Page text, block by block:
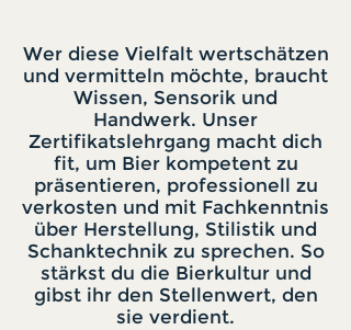
Wer diese Vielfalt wertschätzen
und vermitteln möchte, braucht
Wissen, Sensorik und
Handwerk. Unser
Zertifikatslehrgang macht dich
fit, um Bier kompetent zu
präsentieren, professionell zu
verkosten und mit Fachkenntnis
über Herstellung, Stilistik und
Schanktechnik zu sprechen. So
stärkst du die Bierkultur und
gibst ihr den Stellenwert, den
sie verdient.